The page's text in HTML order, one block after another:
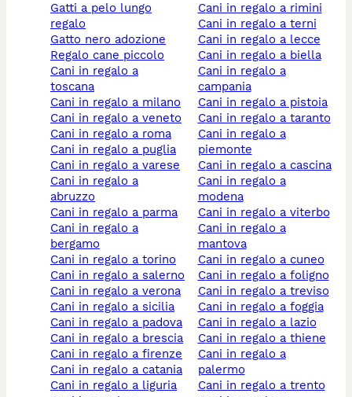
gatti a pelo lungo
regalo
gatto nero adozione
regalo cane piccolo
cani in regalo a
toscana
cani in regalo a milano
cani in regalo a veneto
cani in regalo a roma
cani in regalo a puglia
cani in regalo a varese
cani in regalo a
abruzzo
cani in regalo a parma
cani in regalo a
bergamo
cani in regalo a torino
cani in regalo a salerno
cani in regalo a verona
cani in regalo a sicilia
cani in regalo a padova
cani in regalo a brescia
cani in regalo a firenze
cani in regalo a catania
cani in regalo a liguria
cani in regalo a rimini
cani in regalo a terni
cani in regalo a lecce
cani in regalo a biella
cani in regalo a
campania
cani in regalo a pistoia
cani in regalo a taranto
cani in regalo a
piemonte
cani in regalo a cascina
cani in regalo a
modena
cani in regalo a viterbo
cani in regalo a
mantova
cani in regalo a cuneo
cani in regalo a foligno
cani in regalo a treviso
cani in regalo a foggia
cani in regalo a lazio
cani in regalo a thiene
cani in regalo a
palermo
cani in regalo a trento